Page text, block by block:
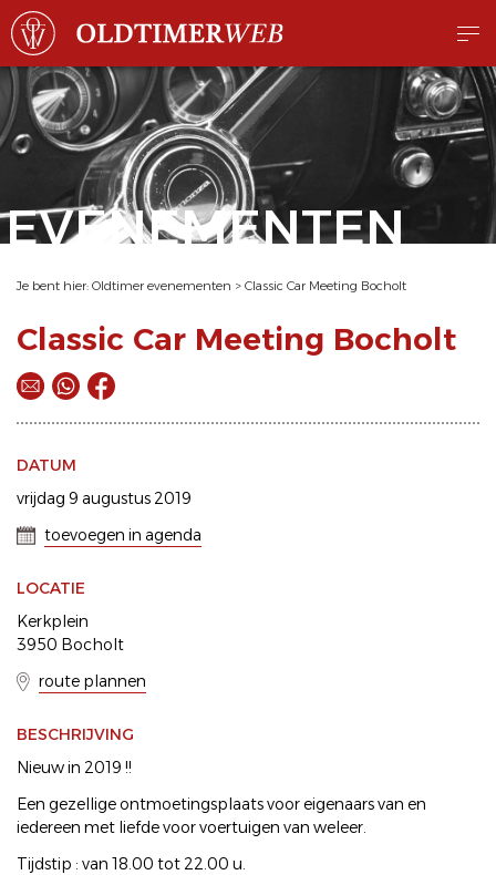
EVENEMENTEN
Je bent hier: Oldtimer evenementen > Classic Car Meeting Bocholt
Classic Car Meeting Bocholt
DATUM
vrijdag 9 augustus 2019
toevoegen in agenda
LOCATIE
Kerkplein
3950 Bocholt
route plannen
BESCHRIJVING
Nieuw in 2019 !!
Een gezellige ontmoetingsplaats voor eigenaars van en
iedereen met liefde voor voertuigen van weleer.
Tijdstip : van 18.00 tot 22.00 u.